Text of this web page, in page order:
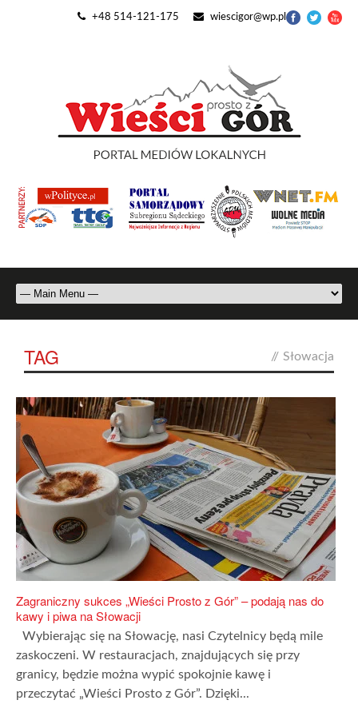
+48 514-121-175 wiescigor@wp.pl
TAG // Słowacja
Zagraniczny sukces „Wieści Prosto z Gór” – podają nas do
kawy i piwa na Słowacji
Wybierając się na Słowację, nasi Czytelnicy będą mile
zaskoczeni. W restauracjach, znajdujących się przy
granicy, będzie można wypić spokojnie kawę i
przeczytać „Wieści Prosto z Gór”. Dzięki...